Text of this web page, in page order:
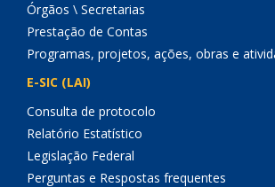
Órgãos \ Secretarias
Prestação de Contas
Programas, projetos, ações, obras e
E-SIC (LAI)
Consulta de protocolo
Relatório Estatístico
Legislação Federal
Perguntas e Respostas frequentes